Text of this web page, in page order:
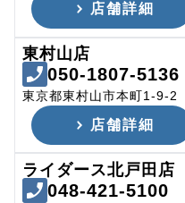
店舗詳細
東村山店
050-1807-5136
東京都東村山市本町1-9-2
店舗詳細
ライダース北戸田店
048-421-5100